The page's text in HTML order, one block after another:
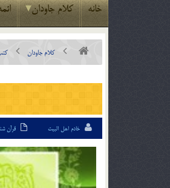
خانه کلام جاودان
کلام جاودان
خادم اهل البیت قرآن